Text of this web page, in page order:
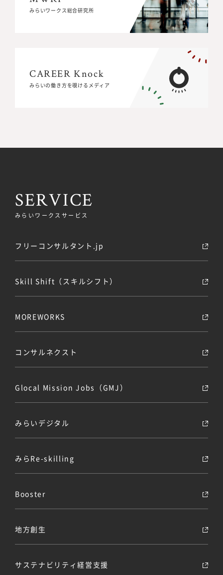
みらいワークス総合研究所
みらいワークス総合研究所
CAREER Knock
みらいの働き方を覗けるメディア
CAREER Knock
みらいの働き方を覗けるメディア
SERVICE
みらいワークスサービス
フリーコンサルタント.jp
Skill Shift（スキルシフト）
MOREWORKS
コンサルネクスト
Glocal Mission Jobs（GMJ）
みらいデジタル
みらRe-skilling
Booster
地方創生
サステナビリティ経営支援